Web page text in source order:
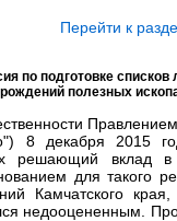
Перейти к
по подготовке
полезных
8 декабря 2015
решающий вклад
для такого
Камчатского
недооцененным.